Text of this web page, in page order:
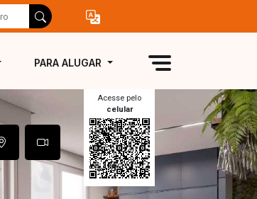
PARA ALUGAR
Acesse pelo
celular